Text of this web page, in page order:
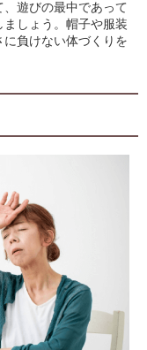
遊びの最中であって
しょう。帽子や服装
負けない体づくりを